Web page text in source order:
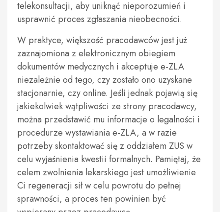
telekonsultacji, aby uniknąć nieporozumień i
usprawnić proces zgłaszania nieobecności.
W praktyce, większość pracodawców jest już
zaznajomiona z elektronicznym obiegiem
dokumentów medycznych i akceptuje e-ZLA
niezależnie od tego, czy zostało ono uzyskane
stacjonarnie, czy online. Jeśli jednak pojawią się
jakiekolwiek wątpliwości ze strony pracodawcy,
można przedstawić mu informacje o legalności i
procedurze wystawiania e-ZLA, a w razie
potrzeby skontaktować się z oddziałem ZUS w
celu wyjaśnienia kwestii formalnych. Pamiętaj, że
celem zwolnienia lekarskiego jest umożliwienie
Ci regeneracji sił w celu powrotu do pełnej
sprawności, a proces ten powinien być